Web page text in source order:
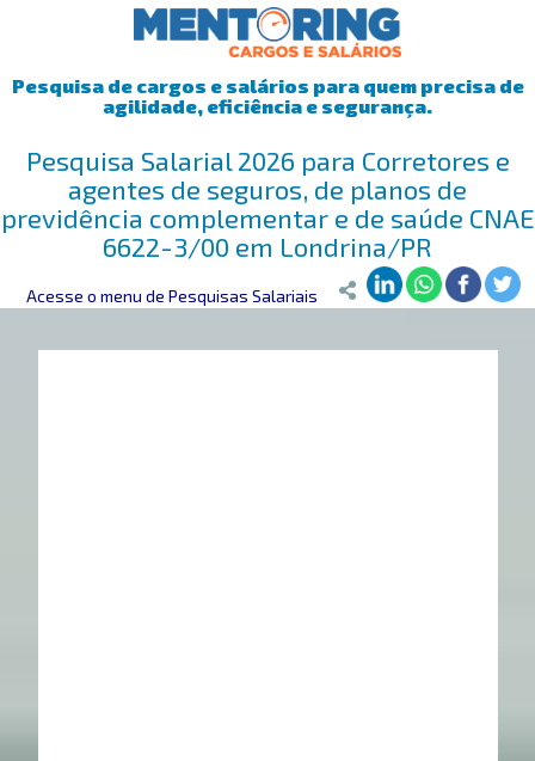
Pesquisa de cargos e salários para quem precisa de
agilidade, eficiência e segurança.
Pesquisa Salarial 2026 para Corretores e
agentes de seguros, de planos de
previdência complementar e de saúde CNAE
6622-3/00 em Londrina/PR
Mentoring>Pesquisa Salarial>Londrina/PR >Corretores e
Acesse o menu de Pesquisas Salariais